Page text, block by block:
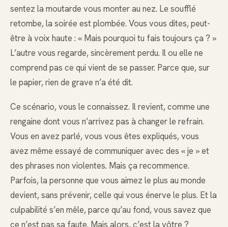
sentez la moutarde vous monter au nez. Le soufflé
retombe, la soirée est plombée. Vous vous dites, peut-
être à voix haute : « Mais pourquoi tu fais toujours ça ? »
L’autre vous regarde, sincèrement perdu. Il ou elle ne
comprend pas ce qui vient de se passer. Parce que, sur
le papier, rien de grave n’a été dit.
Ce scénario, vous le connaissez. Il revient, comme une
rengaine dont vous n’arrivez pas à changer le refrain.
Vous en avez parlé, vous vous êtes expliqués, vous
avez même essayé de communiquer avec des « je » et
des phrases non violentes. Mais ça recommence.
Parfois, la personne que vous aimez le plus au monde
devient, sans prévenir, celle qui vous énerve le plus. Et la
culpabilité s’en mêle, parce qu’au fond, vous savez que
ce n’est pas sa faute. Mais alors, c’est la vôtre ?